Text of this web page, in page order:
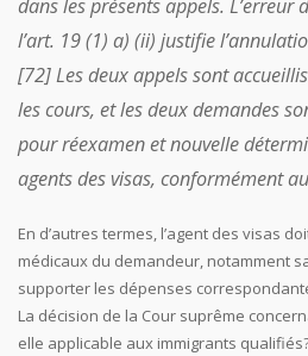
dans les présents appels. L’erreur
l’art. 19 (1) a) (ii) justifie
[72] Les deux appels sont
les cours, et les deux demandes
pour réexamen et nouvelle
agents des visas, conformément
En d’autres termes, l’agent des visas
médicaux du demandeur, notamment
supporter les dépenses
La décision de la Cour suprême
elle applicable aux immigrants